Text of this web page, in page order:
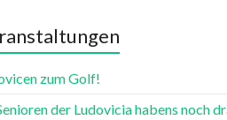
zum Golf!
der Ludovicia habens noch